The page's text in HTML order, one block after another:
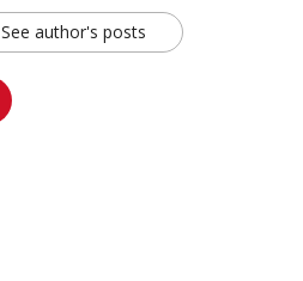
See author's posts